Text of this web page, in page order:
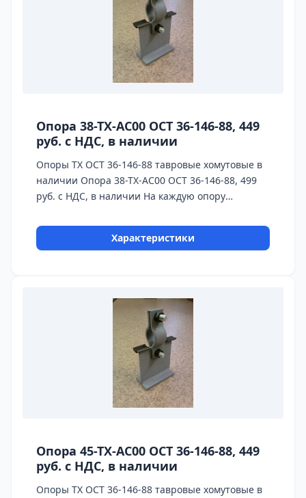
Опора 38-ТХ-АС00 ОСТ 36-146-88, 449
руб. с НДС, в наличии
Опоры ТХ ОСТ 36-146-88 тавровые хомутовые в
наличии Опора 38-ТХ-АС00 ОСТ 36-146-88, 499
руб. с НДС, в наличии На каждую опору
сертификаты на используемые материалы и
предоставляется Гарантия 24 месяца.
Характеристики
Опора 45-ТХ-АС00 ОСТ 36-146-88, 449
руб. с НДС, в наличии
Опоры ТХ ОСТ 36-146-88 тавровые хомутовые в